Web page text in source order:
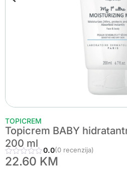
TOPICREM
Topicrem BABY
200 ml
0.0(0 recenzija)
22.60 KM